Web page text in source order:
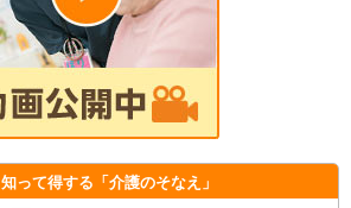
知って得する 「介護のそなえ」